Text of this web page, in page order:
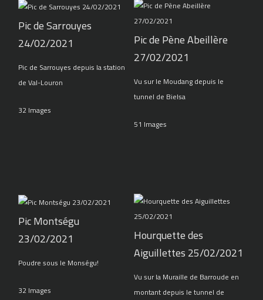
Pic de Sarrouyes
24/02/2021
Pic de Sarrouyes depuis la station
de Val-Louron
32 Images
Pic de Pène Abeillère
27/02/2021
Vu sur le Moudang depuis le
tunnel de Bielsa
51 Images
Pic Montségu
23/02/2021
Poudre sous le Monségu!
32 Images
Hourquette des
Aiguillettes 25/02/2021
Vu sur la Muraille de Barroude en
montant depuis le tunnel de